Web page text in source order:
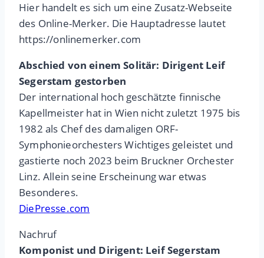
Hier handelt es sich um eine Zusatz-Webseite
des Online-Merker. Die Hauptadresse lautet
https://onlinemerker.com
Abschied von einem Solitär: Dirigent Leif
Segerstam gestorben
Der international hoch geschätzte finnische
Kapellmeister hat in Wien nicht zuletzt 1975 bis
1982 als Chef des damaligen ORF-
Symphonieorchesters Wichtiges geleistet und
gastierte noch 2023 beim Bruckner Orchester
Linz. Allein seine Erscheinung war etwas
Besonderes.
DiePresse.com
Nachruf
Komponist und Dirigent: Leif Segerstam